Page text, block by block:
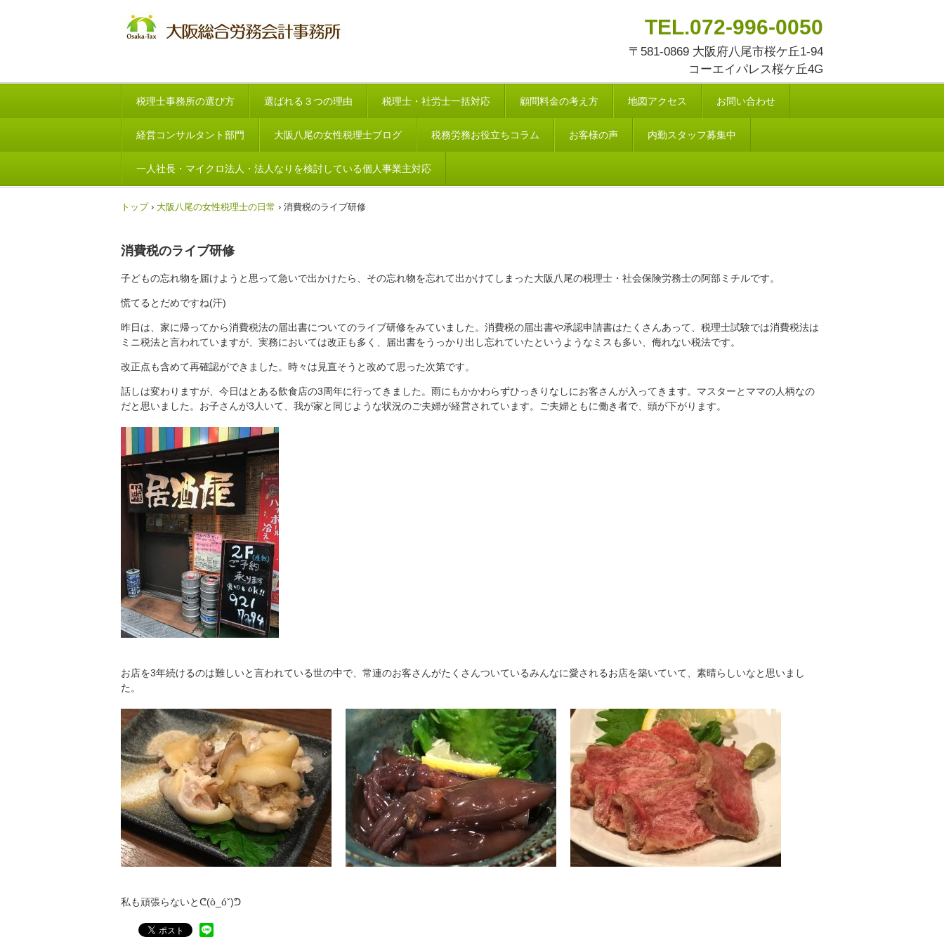
TEL.072-996-0050
〒581-0869 大阪府八尾市桜ケ丘1-94
コーエイパレス桜ケ丘4G
税理士事務所の選び方 選ばれる３つの理由 税理士・社労士一括対応 顧問料金の考え方 地図アクセス お問い合わせ
経営コンサルタント部門 大阪八尾の女性税理士ブログ 税務労務お役立ちコラム お客様の声 内勤スタッフ募集中
一人社長・マイクロ法人・法人なりを検討している個人事業主対応
トップ › 大阪八尾の女性税理士の日常 › 消費税のライブ研修
消費税のライブ研修
子どもの忘れ物を届けようと思って急いで出かけたら、その忘れ物を忘れて出かけてしまった大阪八尾の税理士・社会保険労務士の阿部ミチルです。
慌てるとだめですね(汗)
昨日は、家に帰ってから消費税法の届出書についてのライブ研修をみていました。消費税の届出書や承認申請書はたくさんあって、税理士試験では消費税法は
ミニ税法と言われていますが、実務においては改正も多く、届出書をうっかり出し忘れていたというようなミスも多い、侮れない税法です。
改正点も含めて再確認ができました。時々は見直そうと改めて思った次第です。
話しは変わりますが、今日はとある飲食店の3周年に行ってきました。雨にもかかわらずひっきりなしにお客さんが入ってきます。マスターとママの人柄なの
だと思いました。お子さんが3人いて、我が家と同じような状況のご夫婦が経営されています。ご夫婦ともに働き者で、頭が下がります。
お店を3年続けるのは難しいと言われている世の中で、常連のお客さんがたくさんついているみんなに愛されるお店を築いていて、素晴らしいなと思いまし
た。
私も頑張らないとᕦ(ò_óˇ)ᕤ